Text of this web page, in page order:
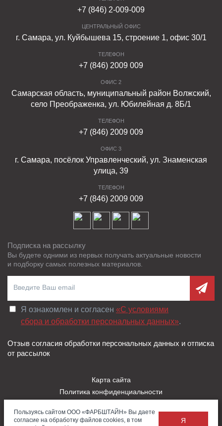
+7 (846) 2-009-009
ЦЕНТРАЛЬНЫЙ ОФИС
г. Самара, ул. Куйбышева 15, строение 1, офис 30/1
ТЕЛЕФОН
+7 (846) 2009 009
ОФИС 2
Самарская область, муниципальный район Волжский,
село Преображенка, ул. Юбилейная д. 8Б/1
ТЕЛЕФОН
+7 (846) 2009 009
ОФИС 3
г. Самара, посёлок Управленческий, ул. Знаменская
улица, 39
ТЕЛЕФОН
+7 (846) 2009 009
Подписка на рассылку
Вы будете одними из первых получать актуальные новости
и подборку самых полезных материалов.
Я ознакомлен и согласен «C условиями
сбора и обработки персональных данных».
Отзыв согласия обработки персональных данных и отписка
от рассылок
Карта сайта
Политика конфиденциальности
Правила использования Cookies
Заказать Обратная
Пользуясь сайтом ООО «ФАРБШТАЙН» Вы даете
согласие на обработку файлов cookies, в том
Я